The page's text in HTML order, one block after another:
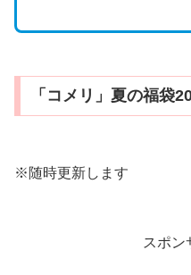
「コメリ」夏の福袋
※随時更新します
スポン